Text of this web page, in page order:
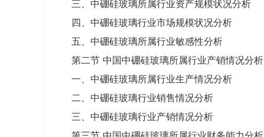
三、中硼硅玻璃所属行业资产规模状况分析
四、中硼硅玻璃行业市场规模状况分析
五、中硼硅玻璃所属行业敏感性分析
第二节 中国中硼硅玻璃所属行业产销情况分析
一、中硼硅玻璃所属行业生产情况分析
二、中硼硅玻璃行业销售情况分析
三、中硼硅玻璃行业产销情况分析